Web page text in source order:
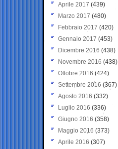
Aprile 2017 (439)
Marzo 2017 (480)
Febbraio 2017 (420)
Gennaio 2017 (453)
Dicembre 2016 (438)
Novembre 2016 (438)
Ottobre 2016 (424)
Settembre 2016 (367)
Agosto 2016 (332)
Luglio 2016 (336)
Giugno 2016 (358)
Maggio 2016 (373)
Aprile 2016 (307)